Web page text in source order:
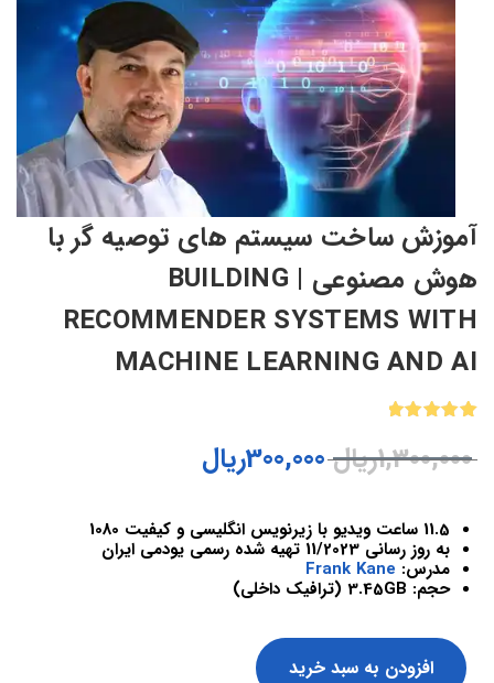
آموزش ساخت سیستم های توصیه گر با
هوش مصنوعی | BUILDING
RECOMMENDER SYSTEMS WITH
MACHINE LEARNING AND AI
از 5
در
1,300,000ریال 300,000ریال
11.5 ساعت ویدیو با زیرنویس انگلیسی و کیفیت 1080
به روز رسانی 11/2023 تهیه شده رسمی یودمی ایران
مدرس: Frank Kane
حجم: 3.45GB (ترافیک داخلی)
افزودن به سبد خرید